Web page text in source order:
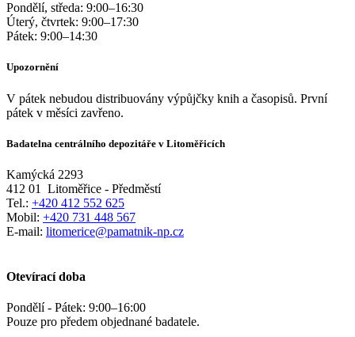
Pondělí, středa: 9:00–16:30
Úterý, čtvrtek: 9:00–17:30
Pátek: 9:00–14:30
Upozornění
V pátek nebudou distribuovány výpůjčky knih a časopisů. První
pátek v měsíci zavřeno.
Badatelna centrálního depozitáře v Litoměřicích
Kamýcká 2293
412 01
Litoměřice - Předměstí
Tel.: +420 412 552 625
Mobil: +420 731 448 567
E-mail: litomerice@pamatnik-np.cz
Otevírací doba
Pondělí - Pátek: 9:00–16:00
Pouze pro předem objednané badatele.